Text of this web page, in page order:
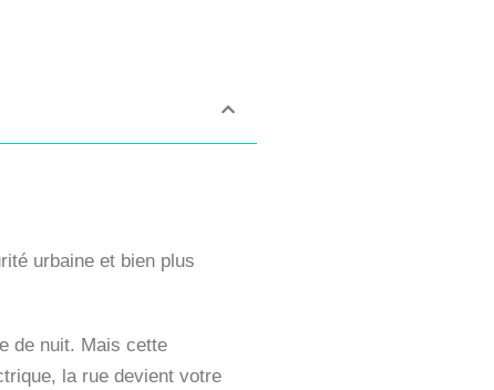
urbaine et bien plus
de nuit. Mais cette
la rue devient votre